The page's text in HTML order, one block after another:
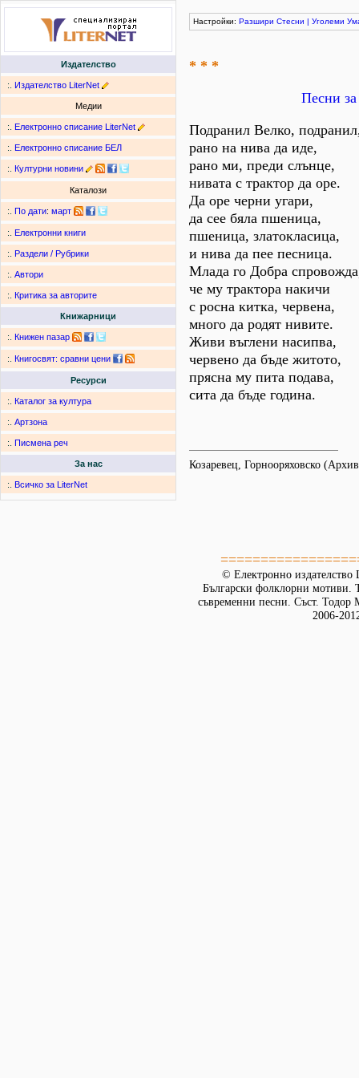
Издателство
:. Издателство LiterNet
Медии
:. Електронно списание LiterNet
:. Електронно списание БЕЛ
:. Културни новини
Каталози
:. По дати: март
:. Електронни книги
:. Раздели / Рубрики
:. Автори
:. Критика за авторите
Книжарници
:. Книжен пазар
:. Книгосвят: сравни цени
Ресурси
:. Каталог за култура
:. Артзона
:. Писмена реч
За нас
:. Всичко за LiterNet
Настройки: Разшири Стесни | Уголеми
* * *
Песни
Подранил Велко,
рано на нива да иде,
рано ми, преди слънце,
нивата с трактор да оре.
Да оре черни угари,
да сее бяла пшеница,
пшеница, златокласица,
и нива да пее песница.
Млада го Добра
че му трактора накичи
с росна китка, червена,
много да родят нивите.
Живи въглени насипва,
червено да бъде житото,
прясна му пита подава,
сита да бъде година.
Козаревец, Горнооряховско
© Електронно издателство
Български фолклорни мотиви.
съвременни песни. Съст.
2006-